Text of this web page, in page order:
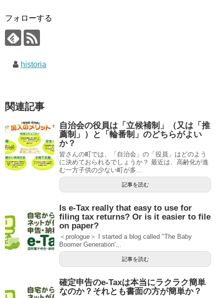
フォローする
historia
関連記事
自治会の役員は「立候補制」（又は「推
薦制」）と「輪番制」のどちらがよい
か？
皆さんの町では、「自治会」の「役員」はどのよう
に決めておられるでしょうか？ 最近は、高齢化が進
む一方子供の少ない町が多...
記事を読む
Is e-Tax really that easy to use for
filing tax returns? Or is it easier to file
on paper?
＜prologue＞ I started a blog called "The Baby
Boomer Generation'...
記事を読む
確定申告のe-Taxは本当にラクラク簡単
なのか？それとも書面の方が簡単か？